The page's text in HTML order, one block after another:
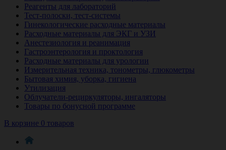
Реагенты для лабораторий
Тест-полоски, тест-системы
Гинекологические расходные материалы
Расходные материалы для ЭКГ и УЗИ
Анестезиология и реанимация
Гастроэнтерология и проктология
Расходные материалы для урологии
Измерительная техника, тонометры, глюкометры
Бытовая химия, уборка, гигиена
Утилизация
Облучатели-рециркуляторы, ингаляторы
Товары по бонусной программе
В корзине 0 товаров